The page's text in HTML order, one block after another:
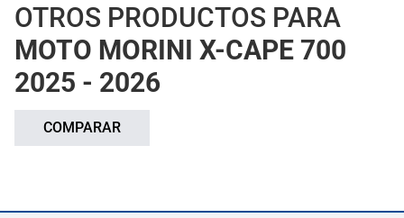
OTROS PRODUCTOS PARA
MOTO MORINI X-CAPE 700
2025 - 2026
COMPARAR